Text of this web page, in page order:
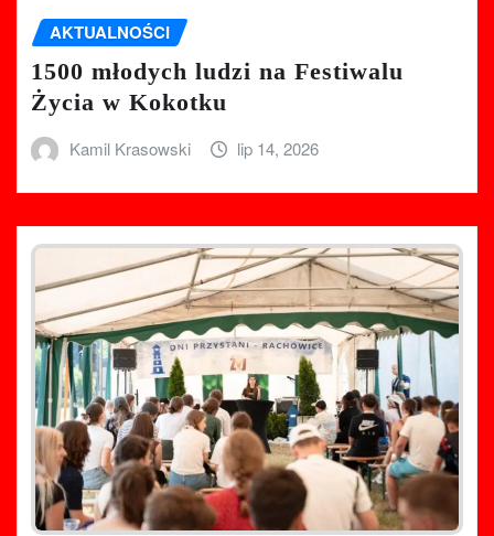
AKTUALNOŚCI
1500 młodych ludzi na Festiwalu
Życia w Kokotku
Kamil Krasowski lip 14, 2026